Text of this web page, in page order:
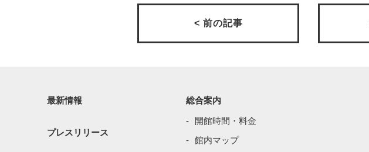
< 前の記事
最新情報
プレスリリース
総合案内
開館時間・料金
館内マップ